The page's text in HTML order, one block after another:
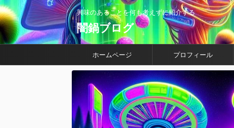
興味のあることを何も考えずに紹介する
闇鍋ブログ
ホームページ プロフィール